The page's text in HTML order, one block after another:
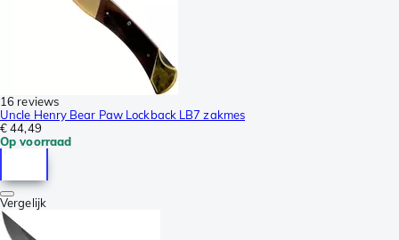
16 reviews
Uncle Henry Bear Paw Lockback LB7 zakmes
€ 44,49
Op voorraad
Vergelijk